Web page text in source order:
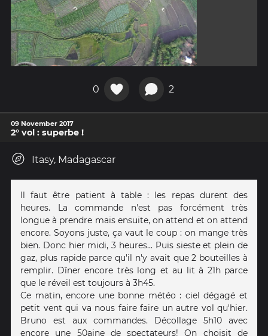
0 2
09 November 2017
2° vol : superbe !
Itasy, Madagascar
Il faut être patient à table : les repas durent des
heures. La commande n'est pas forcément très
longue à prendre mais ensuite, on attend et on attend
encore. Soyons juste, ça vaut le coup : on mange très
bien. Donc hier midi, 3 heures... Puis sieste et plein de
gaz, plus rapide parce qu'il n'y avait que 2 bouteilles à
remplir. Dîner encore très long et au lit à 21h parce
que le réveil est toujours à 3h45.
Ce matin, encore une bonne météo : ciel dégagé et
petit vent qui va nous faire faire un autre vol qu'hier.
Bruno est aux commandes. Décollage 5h10 avec
encore une 50aine de spectateurs! On choisit de